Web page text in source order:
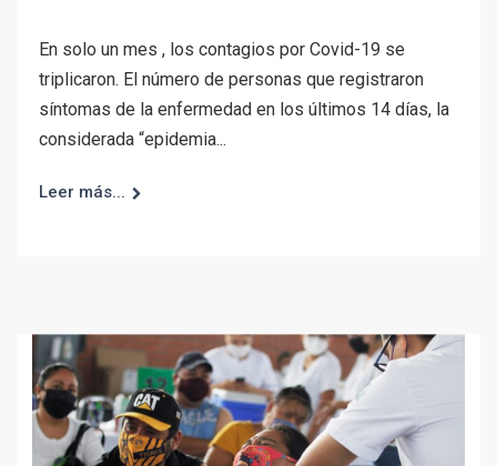
En solo un mes , los contagios por Covid-19 se
triplicaron. El número de personas que registraron
síntomas de la enfermedad en los últimos 14 días, la
considerada “epidemia...
Leer más...